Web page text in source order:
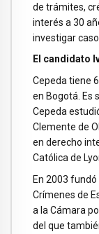
de trámites,
interés a 30
investigar
El candidato
Cepeda tiene
en Bogotá. Es
Cepeda
Clemente de
en derecho
Católica de
En 2003
Crímenes de
a la Cámara
del que